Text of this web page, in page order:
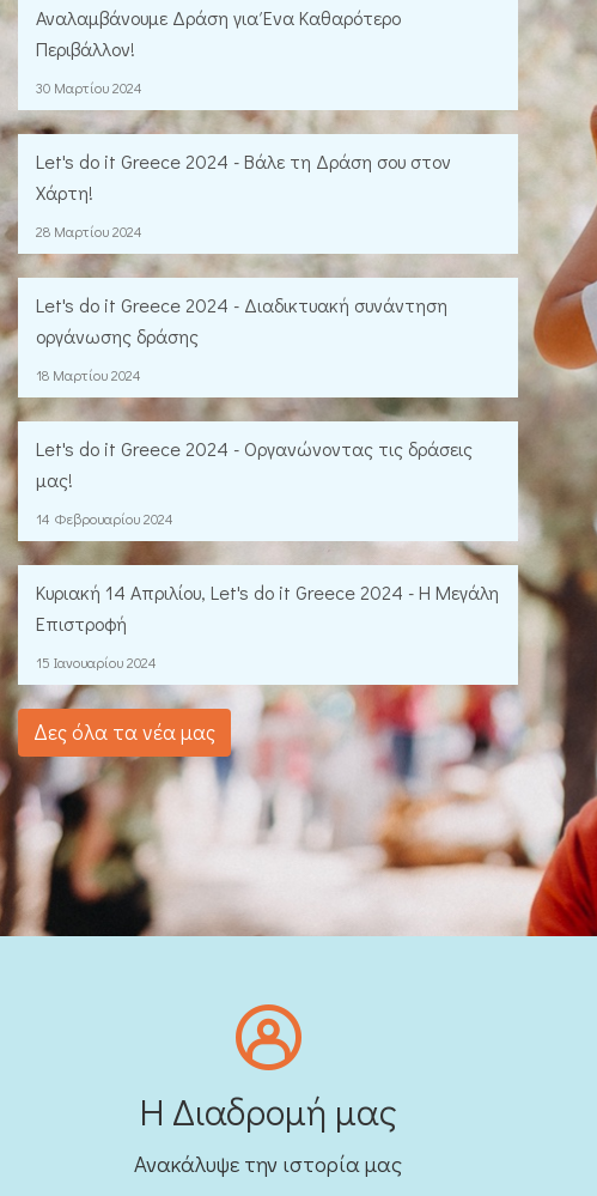
Αναλαμβάνουμε Δράση για Ένα Καθαρότερο
Περιβάλλον!
30 Μαρτίου 2024
Let's do it Greece 2024 - Βάλε τη Δράση σου στον
Χάρτη!
28 Μαρτίου 2024
Let's do it Greece 2024 - Διαδικτυακή συνάντηση
οργάνωσης δράσης
18 Μαρτίου 2024
Let's do it Greece 2024 - Οργανώνοντας τις δράσεις
μας!
14 Φεβρουαρίου 2024
Κυριακή 14 Απριλίου, Let's do it Greece 2024 - Η Μεγάλη
Επιστροφή
15 Ιανουαρίου 2024
Δες όλα τα νέα μας
Η Διαδρομή μας
Ανακάλυψε την ιστορία μας